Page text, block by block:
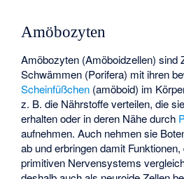
Amöbozyten
Amöbozyten (Amöboidzellen) sind
Schwämmen (Porifera) mit ihren
Scheinfüßchen (amöboid) im
z. B. die Nährstoffe verteilen, die
erhalten oder in deren Nähe durch
aufnehmen. Auch nehmen sie
ab und erbringen damit
primitiven Nervensystems